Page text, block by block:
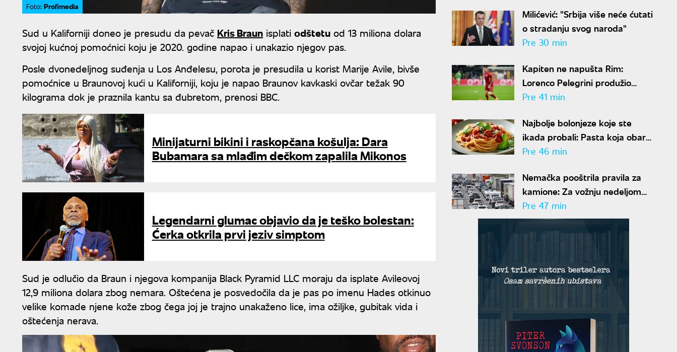
Foto: Profimedia
Sud u Kaliforniji doneo je presudu da pevač Kris Braun isplati odštetu od 13 miliona dolara
svojoj kućnoj pomoćnici koju je 2020. godine napao i unakazio njegov pas.
Posle dvonedeljnog suđenja u Los Anđelesu, porota je presudila u korist Marije Avile, bivše
pomoćnice u Braunovoj kući u Kaliforniji, koju je napao Braunov kavkaski ovčar težak 90
kilograma dok je praznila kantu sa đubretom, prenosi BBC.
Minijaturni bikini i raskopčana košulja: Dara
Bubamara sa mlađim dečkom zapalila Mikonos
Legendarni glumac objavio da je teško bolestan:
Ćerka otkrila prvi jeziv simptom
Sud je odlučio da Braun i njegova kompanija Black Pyramid LLC moraju da isplate Avileovoj
12,9 miliona dolara zbog nemara. Oštećena je posvedočila da je pas po imenu Hades otkinuo
velike komade njene kože zbog čega joj je trajno unakaženo lice, ima ožiljke, gubitak vida i
oštećenja nerava.
Milićević: "Srbija više neće ćutati
o stradanju svog naroda"
Pre 30 min
Kapiten ne napušta Rim:
Lorenco Pelegrini produžio
ugovor sa Romom
Pre 41 min
Najbolje bolonjeze koje ste
ikada probali: Pasta koja obara
sa nogu
Pre 46 min
Nemačka pooštrila pravila za
kamione: Za vožnju nedeljom
kazna i do 570 evra
Pre 47 min